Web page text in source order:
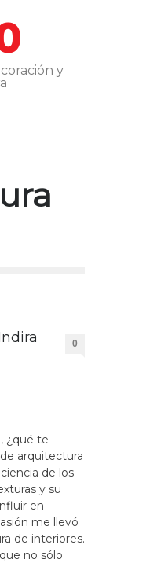
y
0
¿qué te
arquitectura
de los
y su
en
me llevó
de interiores.
no sólo